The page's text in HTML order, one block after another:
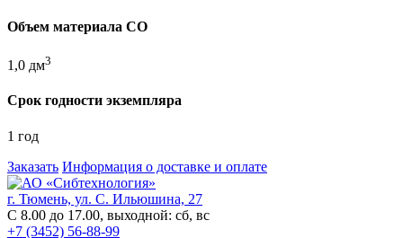
Объем материала СО
1,0 дм3
Срок годности экземпляра
1 год
Заказать Информация о доставке и оплате
г. Тюмень, ул. С. Ильюшина, 27
С 8.00 до 17.00, выходной: сб, вс
+7 (3452) 56-88-99